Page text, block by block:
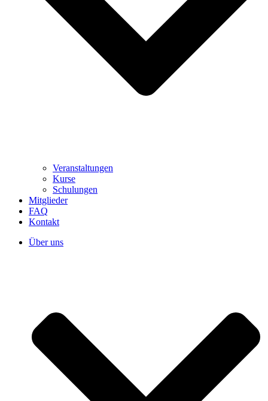
Veranstaltungen
Kurse
Schulungen
Mitglieder
FAQ
Kontakt
Über uns